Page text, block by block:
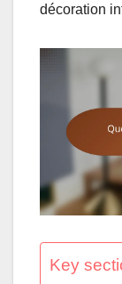
décoration
Key